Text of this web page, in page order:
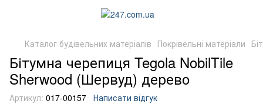
Каталог будівельних матеріалів Покрівельні матеріали
Бітумна черепиця Tegola NobilTile
Sherwood (Шервуд) дерево
Артикул: 017-00157 Написати відгук